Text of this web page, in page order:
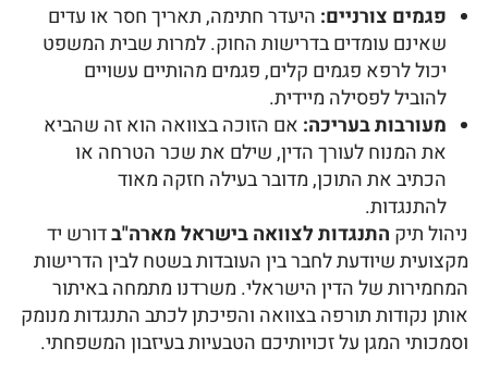
פגמים צורניים: היעדר חתימה, תאריך חסר או עדים
שאינם עומדים בדרישות החוק. למרות שבית המשפט
יכול לרפא פגמים קלים, פגמים מהותיים עשויים
להוביל לפסילה מיידית.
מעורבות בעריכה: אם הזוכה בצוואה הוא זה שהביא
את המנוח לעורך הדין, שילם את שכר הטרחה או
הכתיב את התוכן, מדובר בעילה חזקה מאוד
להתנגדות.
ניהול תיק התנגדות לצוואה בישראל מארה"בדורש יד
מקצועית שיודעת לחבר בין העובדות בשטח לבין הדרישות
המחמירות של הדין הישראלי. משרדנו מתמחה באיתור
אותן נקודות תורפה בצוואה והפיכתן לכתב התנגדות מנומק
וסמכותי המגן על זכויותיכם הטבעיות בעיזבון המשפחתי.